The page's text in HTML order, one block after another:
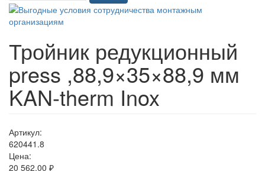
Тройник редукционный
press ,88,9×35×88,9 мм
KAN-therm Inox
Артикул:
620441.8
Цена:
20 562,00 ₽